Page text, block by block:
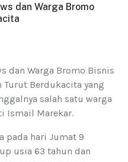
dan Warga Bromo
dan Warga Bromo Bisnis
Turut Berdukacita yang
salah satu warga
Ismail Marekar.
pada hari Jumat 9
usia 63 tahun dan